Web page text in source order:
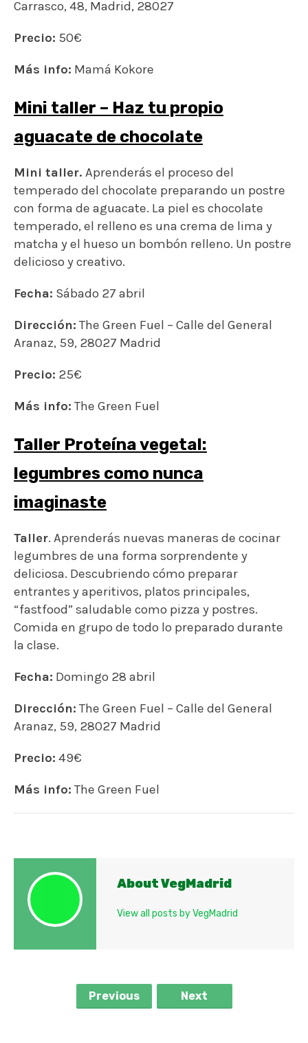
Carrasco, 48, Madrid, 28027
Precio: 50€
Más info: Mamá Kokore
Mini taller – Haz tu propio
aguacate de chocolate
Mini taller. Aprenderás el proceso del
temperado del chocolate preparando un postre
con forma de aguacate. La piel es chocolate
temperado, el relleno es una crema de lima y
matcha y el hueso un bombón relleno. Un postre
delicioso y creativo.
Fecha: Sábado 27 abril
Dirección:The Green Fuel – Calle del General
Aranaz, 59, 28027 Madrid
Precio: 25€
Más info:The Green Fuel
Taller Proteína vegetal:
legumbres como nunca
imaginaste
Taller. Aprenderás nuevas maneras de cocinar
legumbres de una forma sorprendente y
deliciosa. Descubriendo cómo preparar
entrantes y aperitivos, platos principales,
“fastfood” saludable como pizza y postres.
Comida en grupo de todo lo preparado durante
la clase.
Fecha: Domingo 28 abril
Dirección:The Green Fuel – Calle del General
Aranaz, 59, 28027 Madrid
Precio: 49€
Más info:The Green Fuel
About VegMadrid
View all posts by VegMadrid
Previous Next